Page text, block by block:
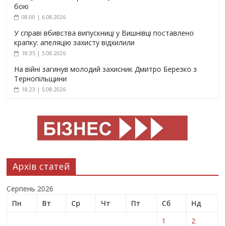
бою
08:00 | 6.08.2026
У справі вбивства випускниці у Вишнівці поставлено
крапку: апеляцію захисту відхилили
18:35 | 5.08.2026
На війні загинув молодий захисник Дмитро Березко з
Тернопільщини
18:23 | 5.08.2026
Архів статей
Серпень 2026
Пн
Вт Ср Чт Пт Сб
Нд
1
2